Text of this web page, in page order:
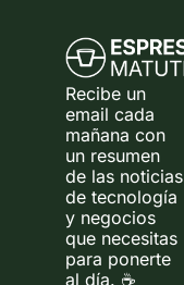
Recibe un
email cada
mañana con
un resumen
de las noticias
de tecnología
y negocios
que necesitas
para ponerte
al día. ☕